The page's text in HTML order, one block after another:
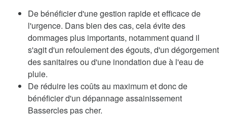
De bénéficier d'une gestion rapide et efficace de
l'urgence. Dans bien des cas, cela évite des
dommages plus importants, notamment quand il
s'agit d'un refoulement des égouts, d'un dégorgement
des sanitaires ou d'une inondation due à l'eau de
pluie.
De réduire les coûts au maximum et donc de
bénéficier d'un dépannage assainissement
Bassercles pas cher.